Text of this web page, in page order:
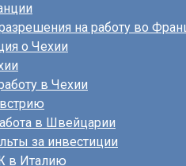
на работу во
о Чехии
в Чехии
в Швейцарии
за инвестиции
в Италию